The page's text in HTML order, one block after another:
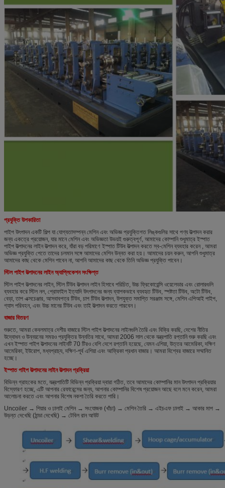
প্রযুক্তি উপকারিতা
পাইপ উৎপাদন একটি শিল্প যা যোগ্যতাসম্পন্ন মেশিন এবং অভিজ্ঞ প্রযুক্তিগত লিঙ্কগুলির সাথে পণ্য উত্পাদন করার
জন্য একত্রে প্রয়োজন, যার মানে মেশিন এবং অভিজ্ঞতা উভয়ই গুরুত্বপূর্ণ, আমাদের কোম্পানি শুধুমাত্র ইস্পাত
পাইপ উত্পাদনের লাইন উত্পাদন করে, যাঁরা বড় পরিমাণে ইস্পাত টিউব উত্পাদন করতে স্ব-মেশিন ব্যবহার করেন , আমরা
অভিজ্ঞ প্রযুক্তি পেতে তাদের চলমান সঙ্গে আমাদের মেশিন উন্নত করা হয়। আমাদের চয়ন করুন, আপনি শুধুমাত্র
আমাদের কাছ থেকে মেশিন পাবেন না, আপনি আমাদের কাছ থেকে তিনি অভিজ্ঞ প্রযুক্তি পাবেন।
স্টিল পাইপ উত্পাদনের লাইন অ্যাপ্লিকেশন সংক্ষিপ্ত
স্টিল পাইপ উত্পাদনের লাইন, স্টিল টিউব উত্পাদন লাইন হিসাবে পরিচিত, উচ্চ ফ্রিকোয়েন্সি ওয়েলেডার এবং রোলারগুলি
ব্যবহার করে স্টিল নল, প্রোফাইল ইত্যাদি উৎপাদনের জন্য ব্যাপকভাবে ব্যবহৃত টিউব, স্পষ্টতা টিউব, অটো টিউব,
বেড়া, তাপ এক্সচেঞ্জার, আসবাবপত্র টিউব, চাপ টিউব উত্পাদন, উপযুক্ত সমাপ্তি সরঞ্জাম সঙ্গে, মেশিন এপিআই পাইপ,
গ্যাস পরিবহন, এবং উচ্চ মানের টিউব এবং তাই উত্পাদন করতে পারবেন।
বাজার বিতরণ
শুরুতে, আমরা কেবলমাত্র দেশীয় বাজারে স্টিল পাইপ উত্পাদনের লাইনগুলি তৈরি এবং বিক্রি করছি, দেশের নীতির
উদ্বোধন ও উন্নয়নের সময়ও প্রযুক্তির উন্নতির সাথে, আমরা 2006 সাল থেকে যন্ত্রপাতি রপ্তানি শুরু করছি এবং
এখন ইস্পাত পাইপ উত্পাদনের লাইনটি 70 টিরও বেশি দেশে রপ্তানি হয়েছে, যেমন এশিয়া, উত্তর আমেরিকা, দক্ষিণ
আমেরিকা, ইউরোপ, মধ্যপ্রাচ্য, দক্ষিণ-পূর্ব এশিয়া এবং আফ্রিকা প্রধান বাজার। আমরা বিশ্বের বাজারে সম্মানিত
হচ্ছে।
ইস্পাত পাইপ উত্পাদনের লাইন উত্পাদন প্রক্রিয়া
বিভিন্ন গ্রাহকের মতে, যন্ত্রপাতিটি বিভিন্ন প্রক্রিয়া দ্বারা গঠিত, তবে আমাদের কোম্পানির মান উৎপাদন প্রক্রিয়ার
বিস্ফোরণ হচ্ছে, এটি আপনার রেফারেন্সের জন্য, আপনার কোম্পানির বিশেষ প্রয়োজন আছে বলে মনে করেন, আমরা
আলোচনা করতে এবং আপনার বিশেষ নকশা তৈরি করতে পারি।
Uncoiler → শিয়ার ও ঢালাই মেশিন → সংযোজক (খাঁচা) → মেশিন তৈরি → এইচএফ ঢালাই → আকার মাপ →
উড়ন্ত দেখেছি (ঠান্ডা দেখেছি) → টেবিল রান আউট